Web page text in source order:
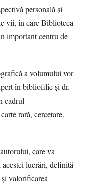
personală și
vii, în care Biblioteca
important centru de
a volumului vor
în bibliofilie și dr.
cadrul
rară, cercetare.
care va
lucrări, definită
și valorificarea